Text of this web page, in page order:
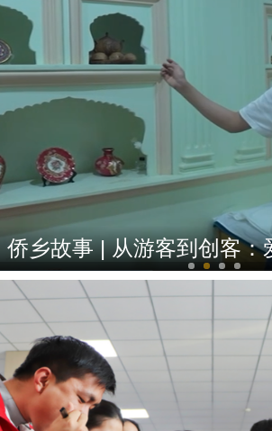
侨乡故事 | 从游客到创客：